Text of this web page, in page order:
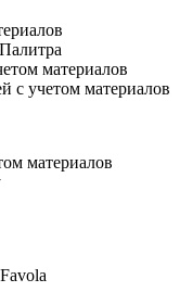
материалов
с учетом материалов
материалов